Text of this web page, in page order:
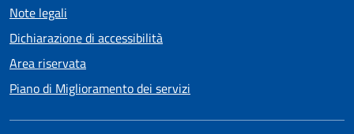
Note legali
Dichiarazione di accessibilità
Area riservata
Piano di Miglioramento dei servizi